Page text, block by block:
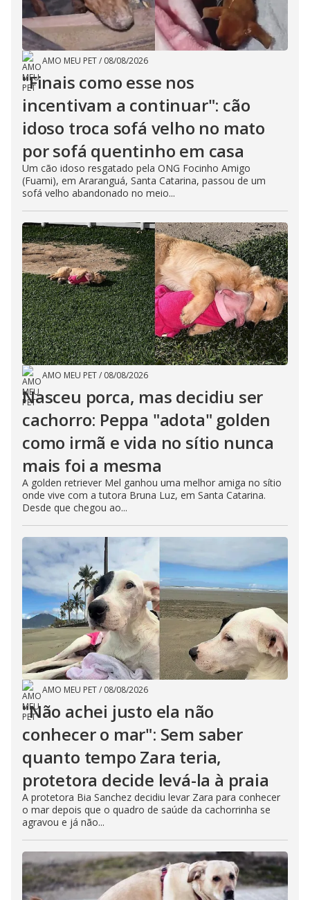
AMO MEU PET/ 08/08/2026
"Finais como esse nos
incentivam a continuar": cão
idoso troca sofá velho no mato
por sofá quentinho em casa
Um cão idoso resgatado pela ONG Focinho Amigo
(Fuami), em Araranguá, Santa Catarina, passou de um
sofá velho abandonado no meio...
AMO MEU PET/ 08/08/2026
Nasceu porca, mas decidiu ser
cachorro: Peppa "adota" golden
como irmã e vida no sítio nunca
mais foi a mesma
A golden retriever Mel ganhou uma melhor amiga no sítio
onde vive com a tutora Bruna Luz, em Santa Catarina.
Desde que chegou ao...
AMO MEU PET/ 08/08/2026
"Não achei justo ela não
conhecer o mar": Sem saber
quanto tempo Zara teria,
protetora decide levá-la à praia
A protetora Bia Sanchez decidiu levar Zara para conhecer
o mar depois que o quadro de saúde da cachorrinha se
agravou e já não...